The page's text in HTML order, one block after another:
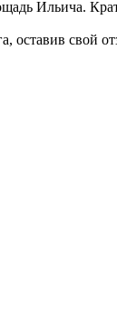
Ильича.
оставив свой